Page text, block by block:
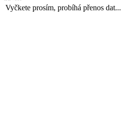
Vyčkete prosím, probíhá přenos dat...